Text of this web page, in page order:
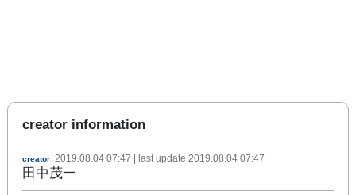
creator information
creator 2019.08.04 07:47 | last update 2019.08.04 07:47
田中茂一